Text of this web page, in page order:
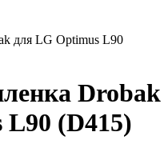
для LG Optimus L90
Drobak
(D415)